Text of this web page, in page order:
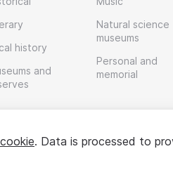
history
and
Natural science
museums
Personal and
memorial
. Data is processed to